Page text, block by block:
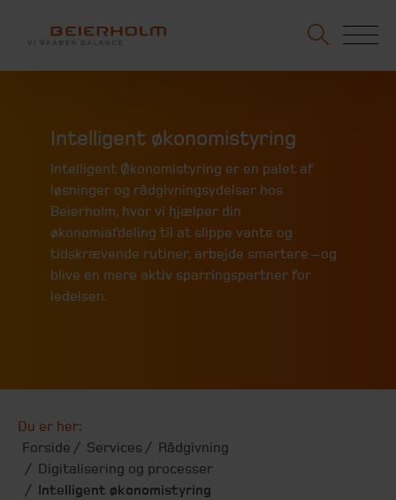
Intelligent økonomistyring
Intelligent Økonomistyring er en palet af
løsninger og rådgivningsydelser hos
Beierholm, hvor vi hjælper din
økonomiafdeling til at slippe vante og
tidskrævende rutiner, arbejde smartere – og
blive en mere aktiv sparringspartner for
ledelsen.
Du er her:
Forside
Services
Rådgivning
Digitalisering og processer
Intelligent økonomistyring